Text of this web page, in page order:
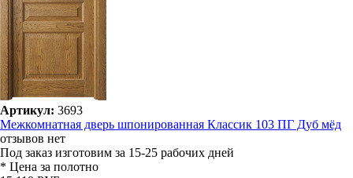
Артикул: 3693
Межкомнатная дверь шпонированная Классик 103 ПГ Дуб мёд
отзывов нет
Под заказ изготовим за 15-25 рабочих дней
* Цена за полотно